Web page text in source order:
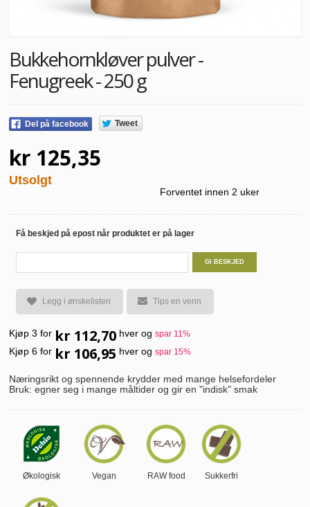
Bukkehornkløver pulver -
Fenugreek - 250 g
Del på facebook Tweet
kr 125,35
Utsolgt
Forventet innen 2 uker
Få beskjed på epost når produktet er på lager
GI BESKJED
Legg i ønskelisten Tips en venn
Kjøp 3 for kr 112,70 hver og spar 11%
Kjøp 6 for kr 106,95 hver og spar 15%
Næringsrikt og spennende krydder med mange helsefordeler
Bruk: egner seg i mange måltider og gir en "indisk" smak
Økologisk Vegan RAW food Sukkerfri